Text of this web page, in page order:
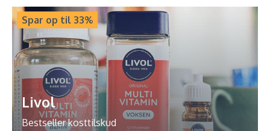
Spar op til 33%
Livol
Bestseller kosttilskud